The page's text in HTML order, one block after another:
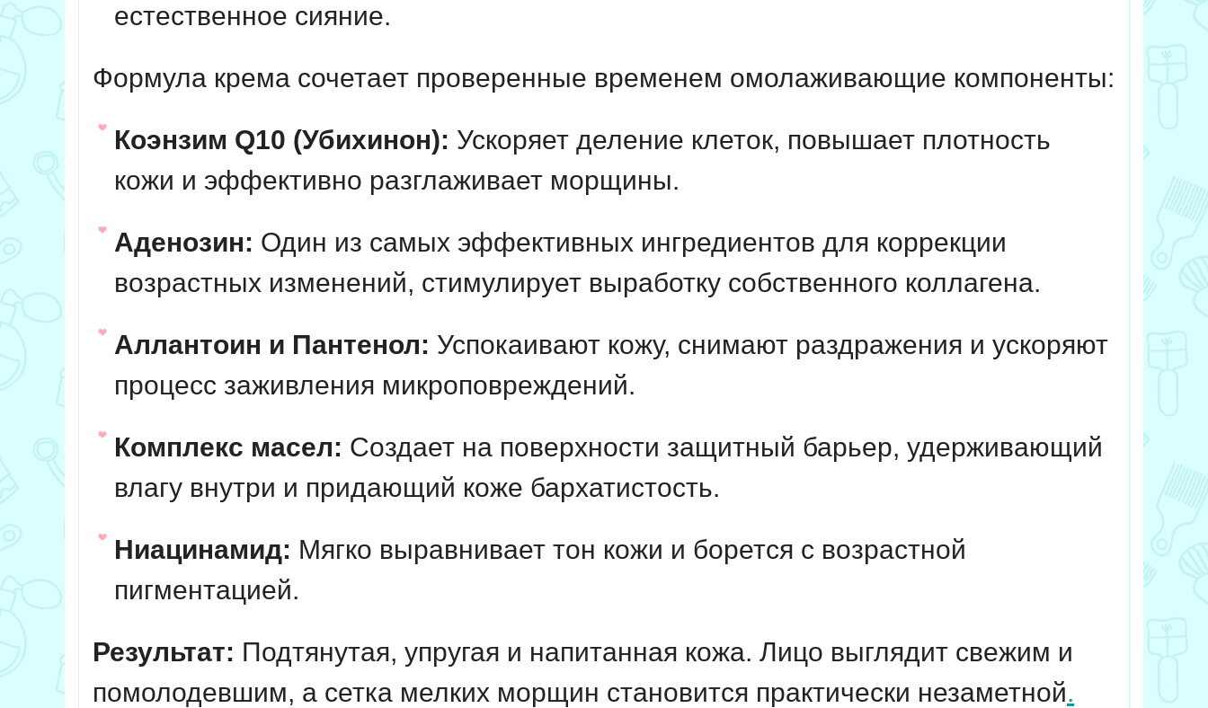
естественное сияние.
Формула крема сочетает проверенные временем омолаживающие компоненты:
Коэнзим Q10 (Убихинон): Ускоряет деление клеток, повышает плотность
кожи и эффективно разглаживает морщины.
Аденозин: Один из самых эффективных ингредиентов для коррекции
возрастных изменений, стимулирует выработку собственного коллагена.
Аллантоин и Пантенол: Успокаивают кожу, снимают раздражения и ускоряют
процесс заживления микроповреждений.
Комплекс масел: Создает на поверхности защитный барьер, удерживающий
влагу внутри и придающий коже бархатистость.
Ниацинамид: Мягко выравнивает тон кожи и борется с возрастной
пигментацией.
Результат: Подтянутая, упругая и напитанная кожа. Лицо выглядит свежим и
помолодевшим, а сетка мелких морщин становится практически незаметной.